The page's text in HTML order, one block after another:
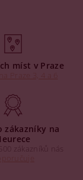
míst v Praze
zákazníky na
zákazníků nás